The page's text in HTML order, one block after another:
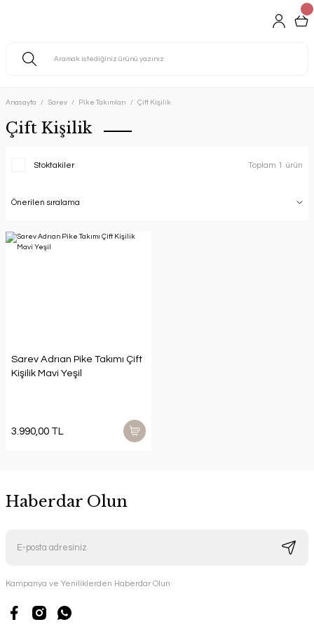
Anasayfa Sarev Pike Takımları Çift Kişilik
Çift Kişilik
Stoktakiler Toplam 1 ürün
Sarev Adrıan Pike Takımı Çift
Kişilik Mavi Yeşil
3.990,00 TL
Haberdar Olun
Kampanya ve Yeniliklerden Haberdar Olun